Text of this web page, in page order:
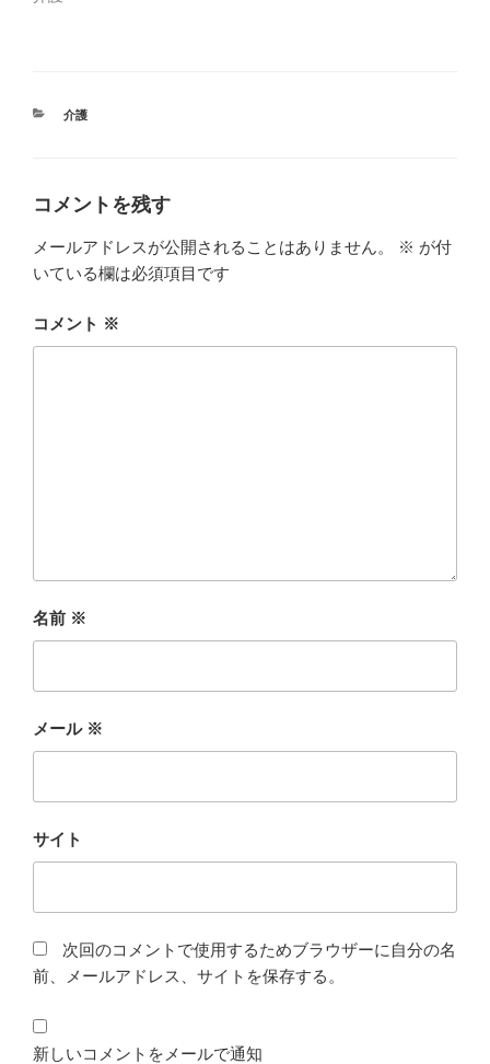
カ
介護
コメントを残す
メールアドレスが公開されることはありません。 ※ が付
いている欄は必須項目です
コメント ※
名前 ※
メール ※
サイト
次回のコメントで使用するためブラウザーに自分の名
前、メールアドレス、サイトを保存する。
新しいコメントをメールで通知